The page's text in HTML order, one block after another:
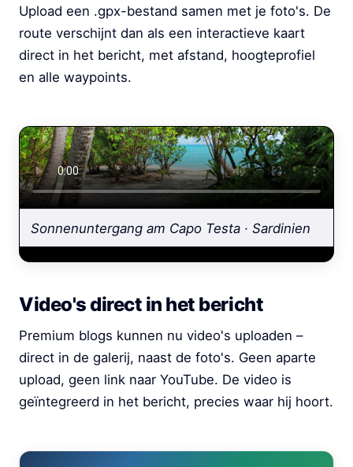
Upload een .gpx-bestand samen met je foto's. De
route verschijnt dan als een interactieve kaart
direct in het bericht, met afstand, hoogteprofiel
en alle waypoints.
Sonnenuntergang am Capo Testa · Sardinien
Video's direct in het bericht
Premium blogs kunnen nu video's uploaden –
direct in de galerij, naast de foto's. Geen aparte
upload, geen link naar YouTube. De video is
geïntegreerd in het bericht, precies waar hij hoort.